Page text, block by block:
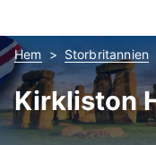
Hem Storbritannien
Kirkliston